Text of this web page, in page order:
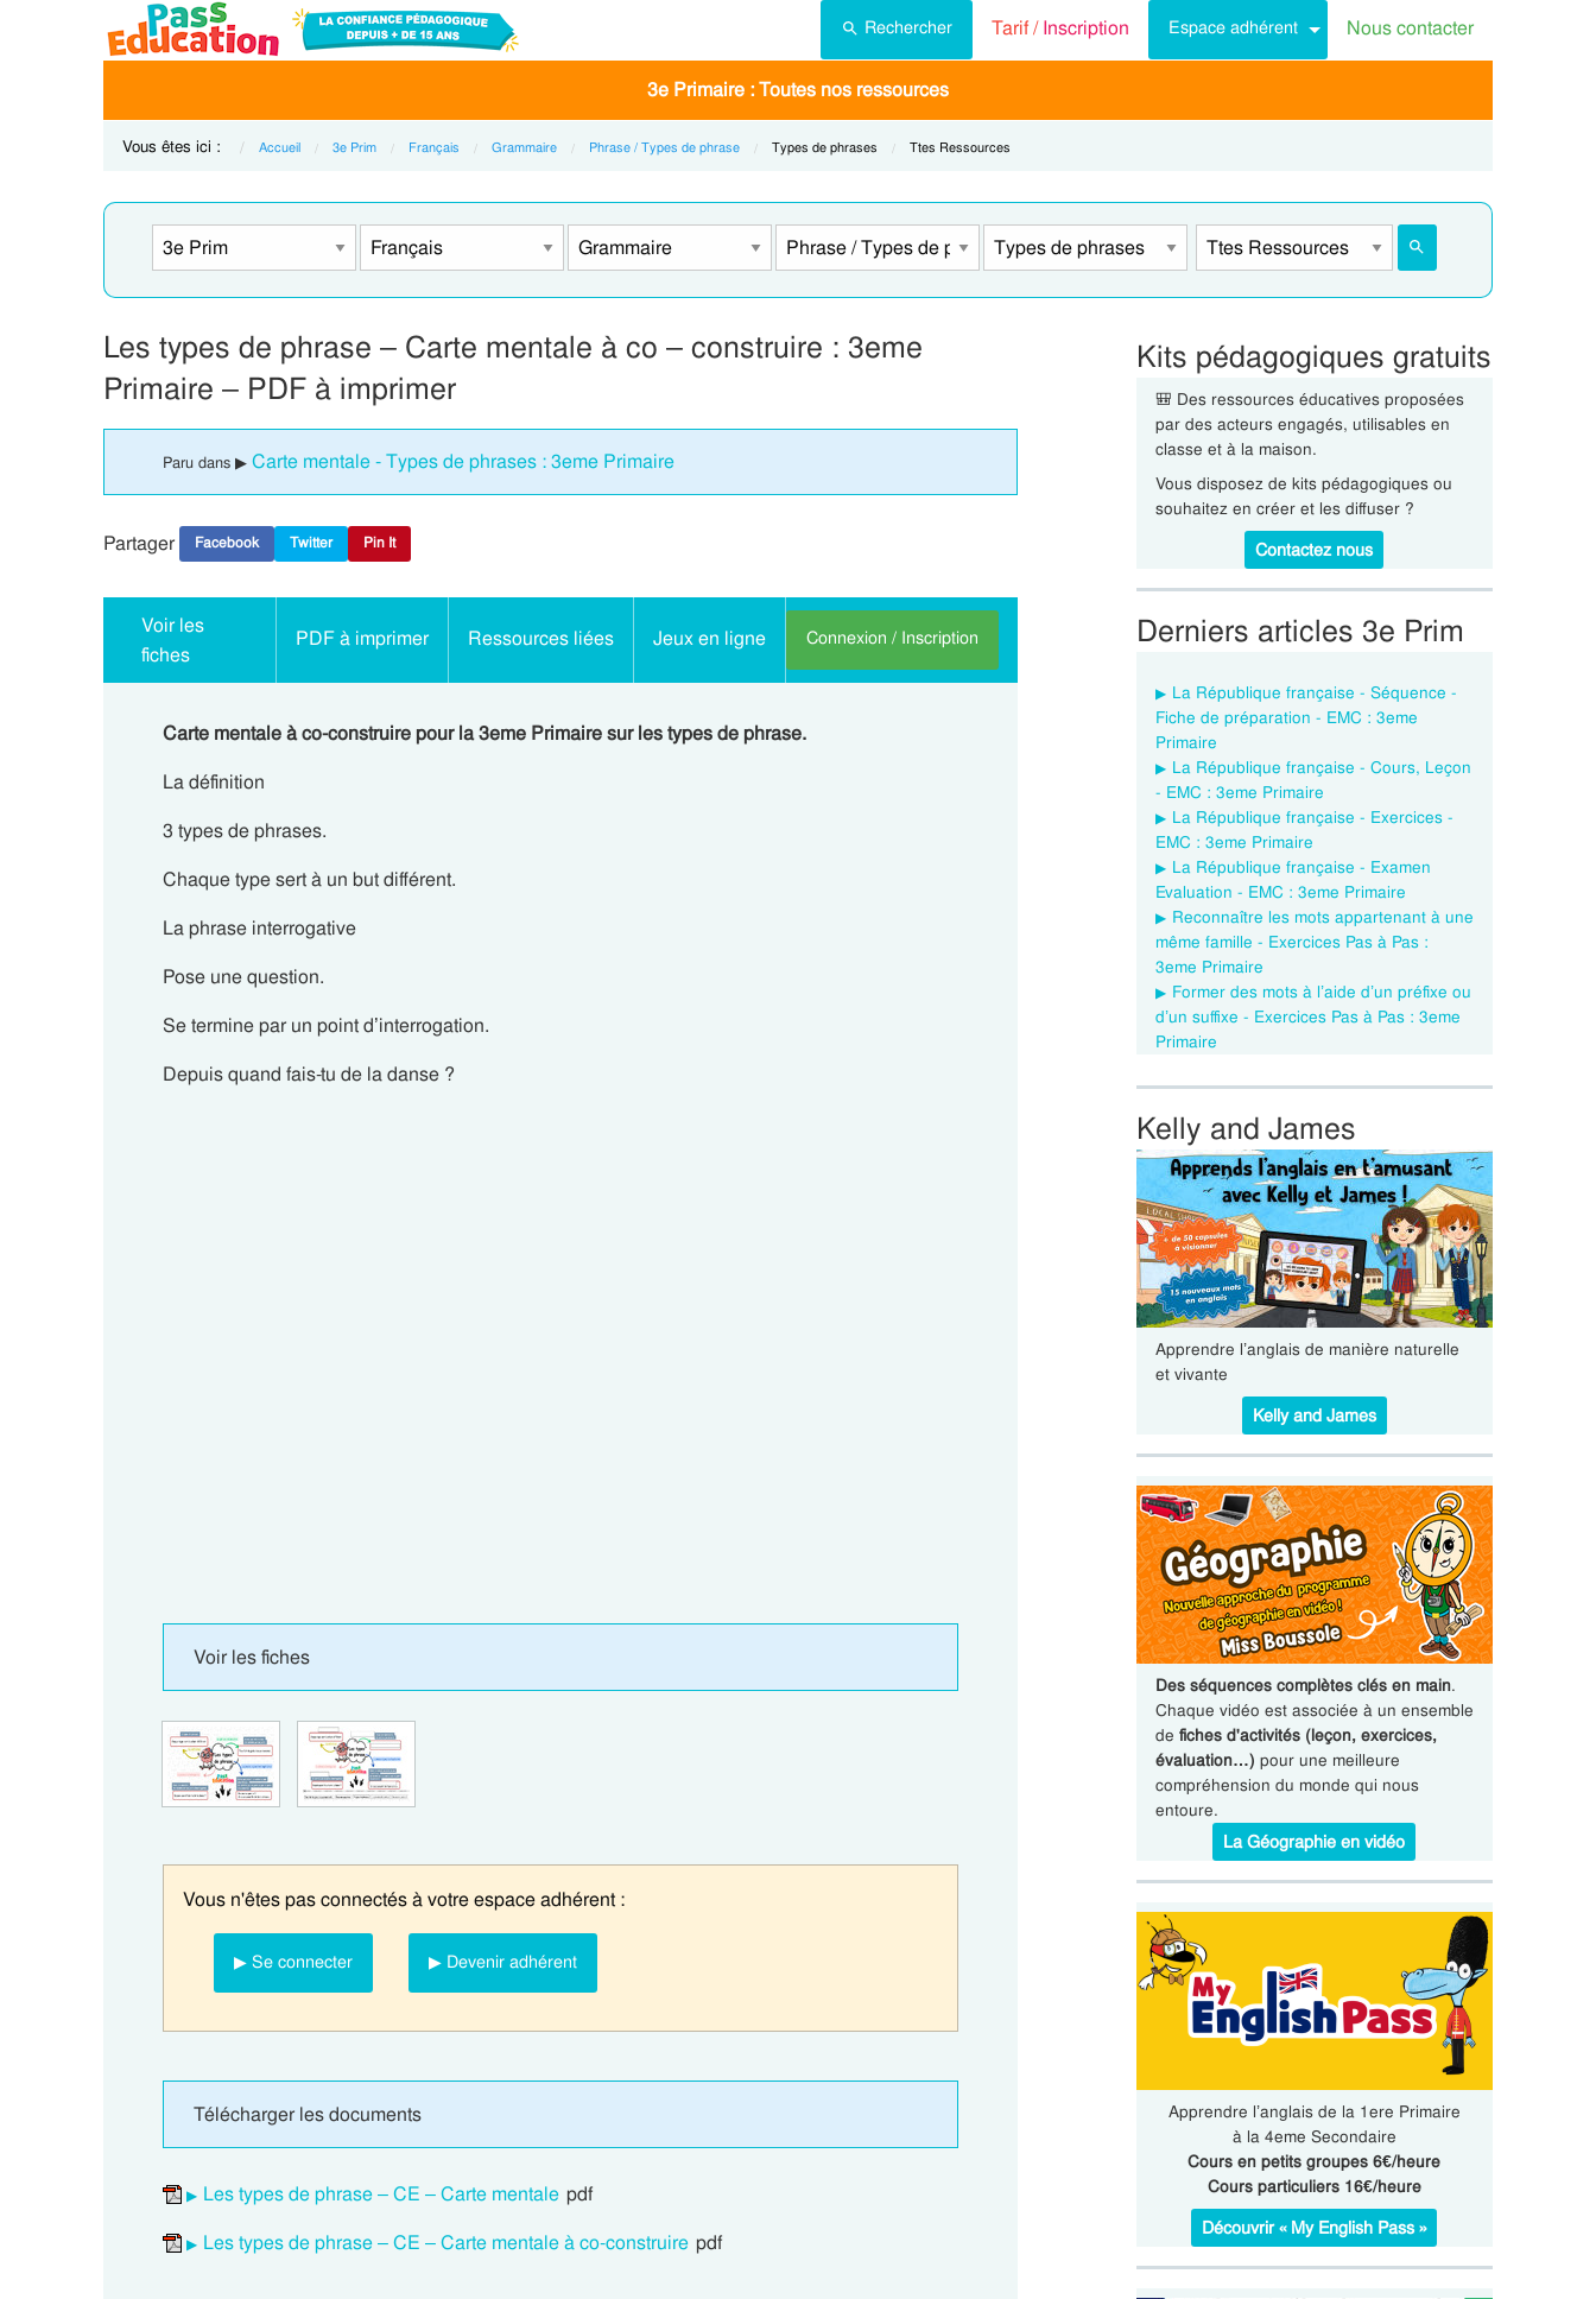
Rechercher Tarif /Inscription Espace adhérent Nous contacter
3e Primaire : Toutes nos ressources
Vous êtes ici : Accueil 3e Prim Français Grammaire Phrase / Types de phrase Current:
Types de phrases Current:
Ttes Ressources
Les types de phrase – Carte mentale à co – construire : 3eme
Primaire – PDF à imprimer
Paru dans ▶ Carte mentale - Types de phrases : 3eme Primaire
Partager Facebook Twitter Pin It
Voir les
fiches
PDF à imprimer Ressources liées Jeux en ligne Connexion / Inscription
Carte mentale à co-construire pour la 3eme Primaire sur les types de phrase.
La définition
3 types de phrases.
Chaquetypesert à un butdifférent.
La phrase interrogative
Pose une question.
Se termine par un point d’interrogation.
Depuis quand fais-tu de la danse ?
Voir les fiches
Vous n'êtes pas connectés à votre espace adhérent :
▶ Se connecter ▶ Devenir adhérent
Télécharger les documents
Les types de phrase – CE – Carte mentale pdf
Les types de phrase – CE – Carte mentale à co-construire pdf
Kits pédagogiques gratuits
🎒 Des ressources éducatives proposées
par des acteurs engagés, utilisables en
classe et à la maison.
Vous disposez de kits pédagogiques ou
souhaitez en créer et les diffuser ?
Contactez nous
Derniers articles 3e Prim
La République française - Séquence -
Fiche de préparation - EMC : 3eme
Primaire
La République française - Cours, Leçon
- EMC : 3eme Primaire
La République française - Exercices -
EMC : 3eme Primaire
La République française - Examen
Evaluation - EMC : 3eme Primaire
Reconnaître les mots appartenant à une
même famille - Exercices Pas à Pas :
3eme Primaire
Former des mots à l’aide d’un préfixe ou
d’un suffixe - Exercices Pas à Pas : 3eme
Primaire
Kelly and James
Apprendre l’anglais de manière naturelle
et vivante
Kelly and James
Des séquences complètes clés en main.
Chaque vidéo est associée à un ensemble
de fiches d'activités (leçon, exercices,
évaluation…) pour une meilleure
compréhension du monde qui nous
entoure.
La Géographie en vidéo
Apprendre l’anglais de la 1ere Primaire
à la 4eme Secondaire
Cours en petits groupes 6€/heure
Cours particuliers 16€/heure
Découvrir « My English Pass »